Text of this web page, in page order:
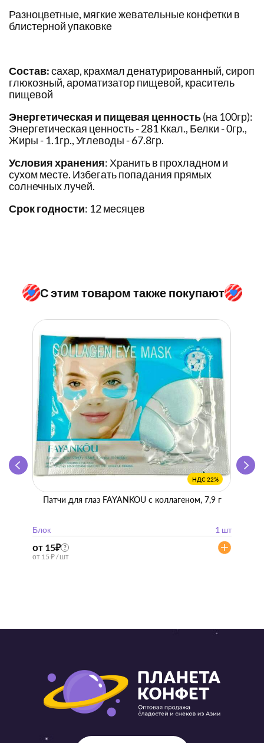
Разноцветные, мягкие жевательные конфетки в
блистерной упаковке
Состав:сахар, крахмал денатурированный, сироп
глюкозный, ароматизатор пищевой, краситель
пищевой
Энергетическая и пищевая ценность(на 100гр):
Энергетическая ценность - 281 Ккал., Белки - 0гр.,
Жиры - 1.1гр., Углеводы - 67.8гр.
Условия хранения: Хранить в прохладном и
сухом месте. Избегать попадания прямых
солнечных лучей.
Срок годности: 12 месяцев
С этим товаром также покупают
НДС 22%
Патчи для глаз FAYANKOU с коллагеном, 7,9 г
Блок 1 шт
от 15₽ ?
от 15 ₽ / шт